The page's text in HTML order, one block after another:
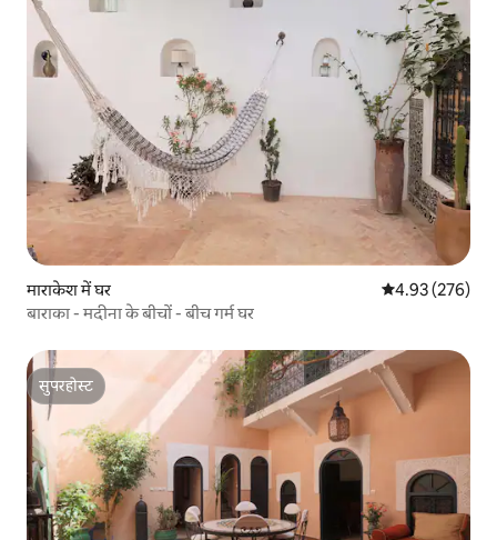
माराकेश में घर औसत रेटिंग 5 में से
4.93 (276)
बाराका - मदीना के बीचों - बीच गर्म घर
सुपरहोस्ट
सुपरहोस्ट